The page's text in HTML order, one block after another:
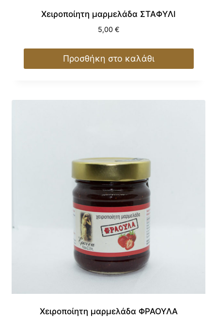
Χειροποίητη μαρμελάδα ΣΤΑΦΥΛΙ
5,00 €
Προσθήκη στο καλάθι
Χειροποίητη μαρμελάδα ΦΡΑΟΥΛΑ